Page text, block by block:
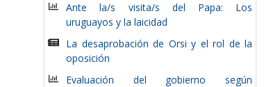
Ante la/s visita/s del Papa: Los
uruguayos y la laicidad
La desaprobación de Orsi y el rol de la
oposición
Evaluación del gobierno según